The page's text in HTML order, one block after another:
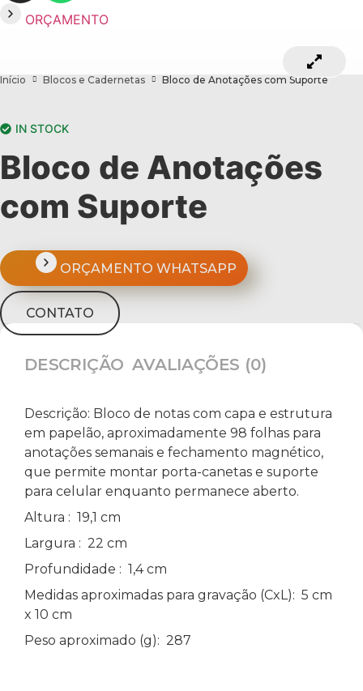
ORÇAMENTO
Início Blocos e Cadernetas Bloco de Anotações com Suporte
IN STOCK
Bloco de Anotações
com Suporte
ORÇAMENTO WHATSAPP
CONTATO
DESCRIÇÃO AVALIAÇÕES (0)
Descrição: Bloco de notas com capa e estrutura
em papelão, aproximadamente 98 folhas para
anotações semanais e fechamento magnético,
que permite montar porta-canetas e suporte
para celular enquanto permanece aberto.
Altura : 19,1 cm
Largura : 22 cm
Profundidade : 1,4 cm
Medidas aproximadas para gravação (CxL): 5 cm
x 10 cm
Peso aproximado (g): 287